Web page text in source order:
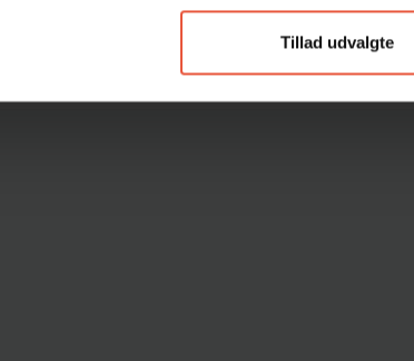
Tillad udvalgte